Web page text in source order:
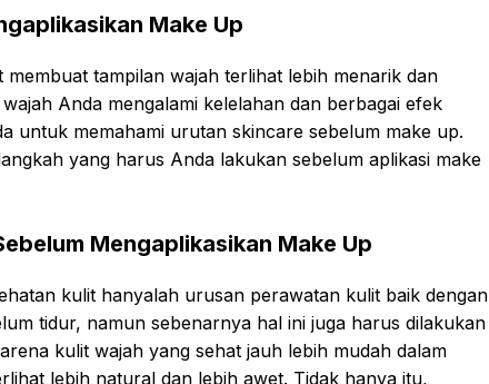
Make Up
tampilan wajah terlihat lebih menarik dan
Anda mengalami kelelahan dan berbagai efek
untuk memahami urutan skincare sebelum make up.
yang harus Anda lakukan sebelum aplikasi make
Mengaplikasikan Make Up
kulit hanyalah urusan perawatan kulit baik dengan
tidur, namun sebenarnya hal ini juga harus dilakukan
kulit wajah yang sehat jauh lebih mudah dalam
lebih natural dan lebih awet. Tidak hanya itu,